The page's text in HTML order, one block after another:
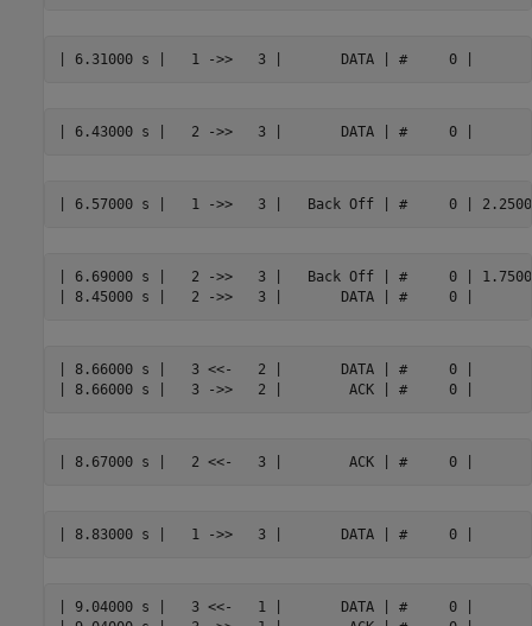
| 6.69000 s |   2 ->>   3 |   Back Off | #     0 |
| 8.66000 s |   3 <<-   2 |       DATA | #     0 |
| 9.04000 s |   3 <<-   1 |       DATA | #     0 |